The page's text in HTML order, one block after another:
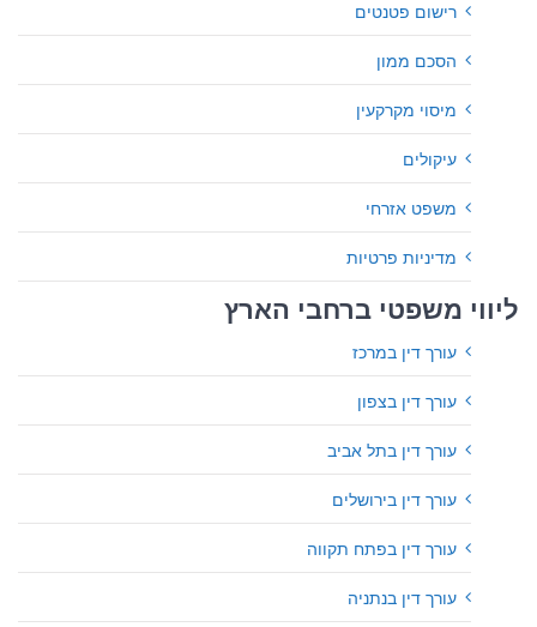
רישום פטנטים
הסכם ממון
מיסוי מקרקעין
עיקולים
משפט אזרחי
מדיניות פרטיות
ליווי משפטי ברחבי הארץ
עורך דין במרכז
עורך דין בצפון
עורך דין בתל אביב
עורך דין בירושלים
עורך דין בפתח תקווה
עורך דין בנתניה